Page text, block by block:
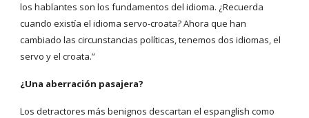
los hablantes son los fundamentos del idioma. ¿Recuerda
cuando existía el idioma servo-croata? Ahora que han
cambiado las circunstancias políticas, tenemos dos idiomas, el
servo y el croata.”
¿Una aberración pasajera?
Los detractores más benignos descartan el espanglish como